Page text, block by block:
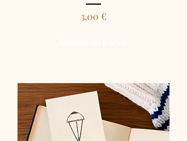
Prix
3,00 €